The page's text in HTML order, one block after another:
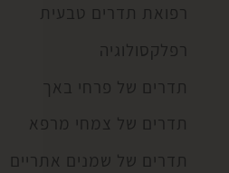
רפואת תדרים טבעית
רפלקסולוגיה
תדרים של פרחי באך
תדרים של צמחי מרפא
תדרים של שמנים אתריים